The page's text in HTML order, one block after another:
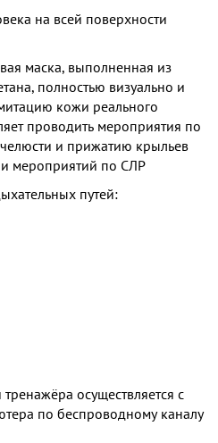
на всей поверхности
маска, выполненная из
полностью визуально и
кожи реального
проводить мероприятия по
и прижатию крыльев
мероприятий по СЛР
путей:
осуществляется с
по беспроводному каналу